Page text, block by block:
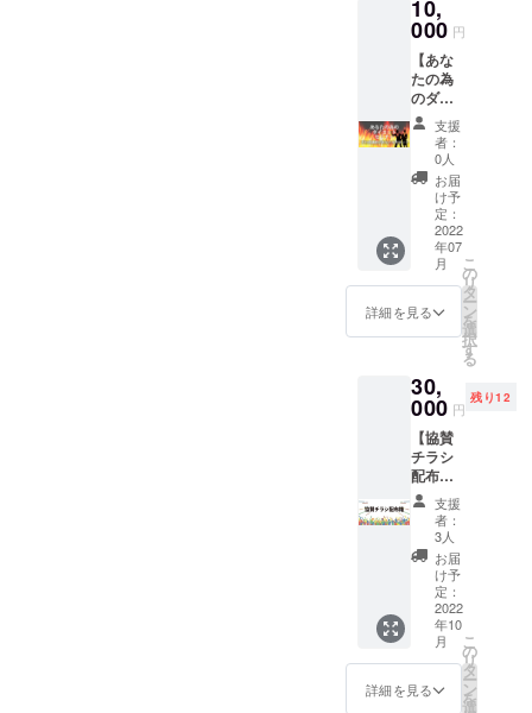
格のな
い方へ
の返金
は致し
かねま
す。
（測定
日に
56kg以
下な
ど） ※
期間中
スター
トとラ
ストの2
測定を
行いま
定は女
性ス
タッフ
が行い
ます。
※体重測
定時は
同伴者
（女
性）を
つけま
す。 ※
面会時
は公共
の場で
たしま
か1日、
体重測
定に参
加でき
る ※購
入後参
加資格
のない
方への
返金は
致しか
ねま
す。
（測定
日に
下な
ど） ※
トとラ
ストの2
回体重
測定を
行いま
す。 ※
体重測
定は女
性ス
タッフ
が行い
ます。
※体重測
定時は
同伴者
性）を
ナリス
ト3名分
のダイ
エット
方法を
我々が
まとめ
てPDF
データ
をメー
ルで送
らせて
いただ
きま
す。 ・
大会当
日会場
動画観
戦
況を随
時お知
らせ。
・当日
のLIVE
観戦が
できる
URL（
一般公
開あ
り）を
お知ら
せいた
しま
す。 ※
スマホ
やパソ
ただけ
ます。
※ＣＡＭ
ＰＦＩ
ＲＥの
プラッ
ト
フォー
ムを利
用した
履行と
なりま
す。
10,
000 円
【あな
たの為
のダイ
エット
セミ
ナー】
目から
ウロコ
の、あ
なたが
即実践
できる
コト満
載のダ
イエッ
トセミ
回受講
出来ま
す。
【内
容】 厳
選され
た２人
の講師
による
zoomセ
ミナー
です。
当日そ
の時間
に生で
受講出
来なく
支援
者：
0人
お届
け予
定：
2022
年07
月
詳細を見る
こ
の
リ
タ
ー
ン
を
選
択
す
る
30,
000 円
残り12
【協賛
チラシ
配布
権】 ダ
イエッ
ト大会
当日の
会場に
会場に
訪れた
皆様
に、協
賛企業
PRとし
てチラ
支援
者：
3人
お届
け予
定：
2022
年10
月
詳細を見る
こ
の
リ
タ
ー
ン
を
選